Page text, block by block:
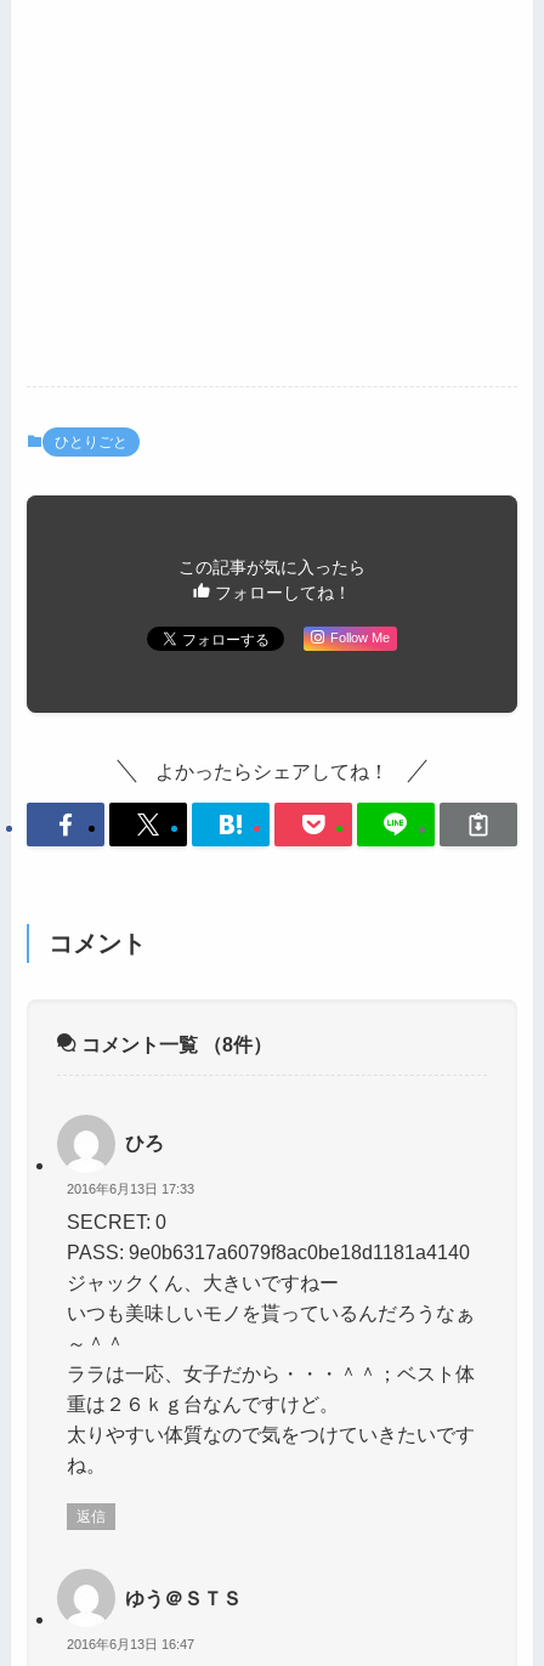
ひとりごと
この記事が気に入ったら
フォローしてね！
Follow Me
よかったらシェアしてね！
コメント
コメント一覧 （8件）
ひろ
2016年6月13日 17:33
SECRET: 0
PASS: 9e0b6317a6079f8ac0be18d1181a4140
ジャックくん、大きいですねー
いつも美味しいモノを貰っているんだろうなぁ
～＾＾
ララは一応、女子だから・・・＾＾；ベスト体
重は２６ｋｇ台なんですけど。
太りやすい体質なので気をつけていきたいです
ね。
返信
ゆう＠ＳＴＳ
2016年6月13日 16:47